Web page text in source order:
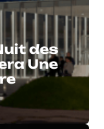
des
Une